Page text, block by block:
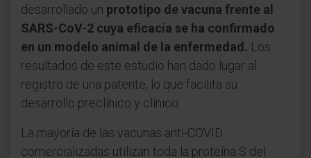
desarrollado un prototipo de vacuna frente al
SARS-CoV-2 cuya eficacia se ha confirmado
en un modelo animal de la enfermedad. Los
resultados de este estudio han dado lugar al
registro de una patente, lo que facilita su
desarrollo preclínico y clínico.
La mayoría de las vacunas anti-COVID
comercializadas utilizan toda la proteína S del